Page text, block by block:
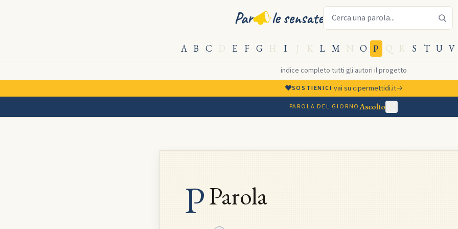
Par le sensateCerca una parola sensata
A B C D E F G H I J K L M N O P Q R S T U V
indice completo tutti gli autori il progetto
♥SOSTIENICI·vai su cipermettidi.it→
PAROLA DEL GIORNOAscolto
PParola